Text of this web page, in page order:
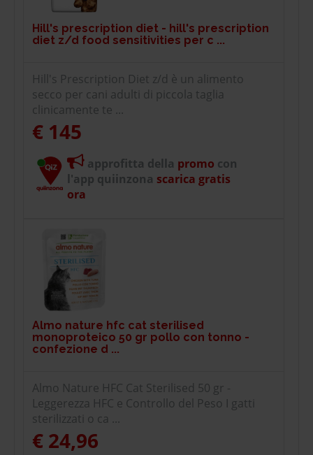
Hill's prescription diet - hill's prescription
diet z/d food sensitivities per c ...
Hill's Prescription Diet z/d è un alimento
secco per cani adulti di piccola taglia
clinicamente te ...
€ 145
approfitta della promo con
l'app quiinzona scarica gratis
ora
Almo nature hfc cat sterilised
monoproteico 50 gr pollo con tonno -
confezione d ...
Almo Nature HFC Cat Sterilised 50 gr -
Leggerezza HFC e Controllo del Peso I gatti
sterilizzati o ca ...
€ 24,96